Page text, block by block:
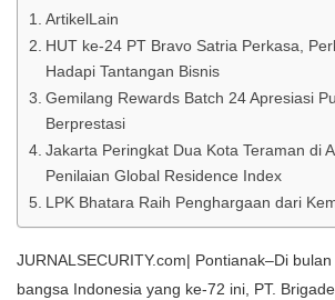
ArtikelLain
HUT ke-24 PT Bravo Satria Perkasa,
Hadapi Tantangan Bisnis
Gemilang Rewards Batch 24 Apresiasi
Berprestasi
Jakarta Peringkat Dua Kota Teraman di
Penilaian Global Residence Index
LPK Bhatara Raih Penghargaan dari
JURNALSECURITY.com| Pontianak–Di
bangsa Indonesia yang ke-72 ini, PT.